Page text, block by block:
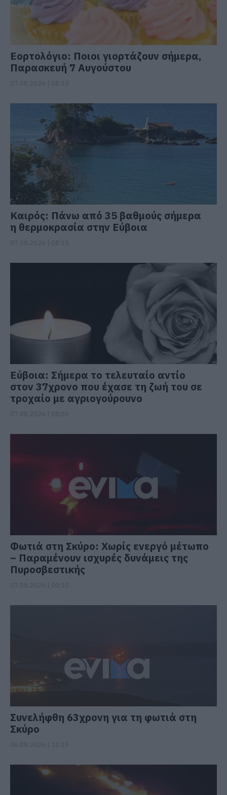
Εορτολόγιο: Ποιοι γιορτάζουν σήμερα,
Παρασκευή 7 Αυγούστου
Καιρός: Πάνω από 35 βαθμούς σήμερα
η θερμοκρασία στην Εύβοια
Εύβοια: Σήμερα το τελευταίο αντίο
στον 37χρονο που έχασε τη ζωή του σε
τροχαίο με αγριογούρουνο
Φωτιά στη Σκύρο: Χωρίς ενεργό μέτωπο
– Παραμένουν ισχυρές δυνάμεις της
Πυροσβεστικής
Συνελήφθη 63χρονη για τη φωτιά στη
Σκύρο